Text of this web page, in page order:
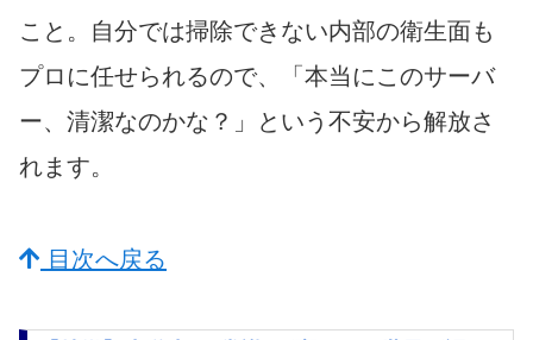
こと。自分では掃除できない内部の衛生面も
プロに任せられるので、「本当にこのサーバ
ー、清潔なのかな？」という不安から解放さ
れます。
目次へ戻る